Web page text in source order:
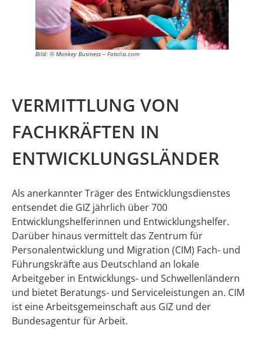
Bild: © Monkey Business – Fotolia.com
VERMITTLUNG VON
FACHKRÄFTEN IN
ENTWICKLUNGSLÄNDER
Als anerkannter Träger des Entwicklungsdienstes
entsendet die GIZ jährlich über 700
Entwicklungshelferinnen und Entwicklungshelfer.
Darüber hinaus vermittelt das Zentrum für
Personalentwicklung und Migration (CIM) Fach- und
Führungskräfte aus Deutschland an lokale
Arbeitgeber in Entwicklungs- und Schwellenländern
und bietet Beratungs- und Serviceleistungen an. CIM
ist eine Arbeitsgemeinschaft aus GIZ und der
Bundesagentur für Arbeit.